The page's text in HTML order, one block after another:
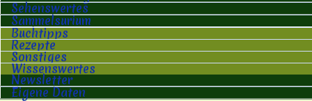
Sehenswertes
Sammelsurium
Buchtipps
Rezepte
Sonstiges
Wissenswertes
Newsletter
Eigene Daten